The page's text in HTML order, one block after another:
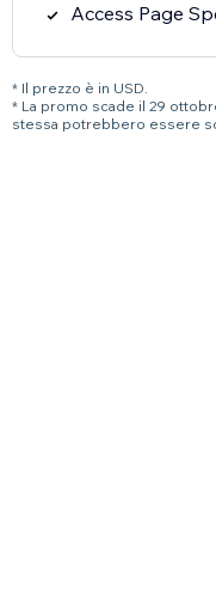
Access Page
* Il prezzo è in USD.
* La promo scade il 29
stessa potrebbero essere